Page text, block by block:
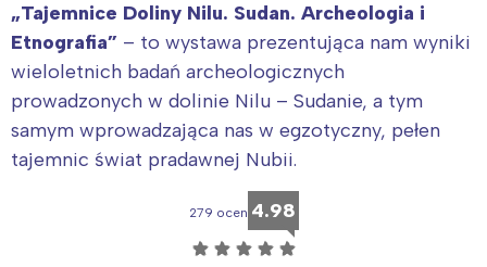
„Tajemnice Doliny Nilu. Sudan. Archeologia i
Etnografia” – to wystawa prezentująca nam wyniki
wieloletnich badań archeologicznych
prowadzonych w dolinie Nilu – Sudanie, a tym
samym wprowadzająca nas w egzotyczny, pełen
tajemnic świat pradawnej Nubii.
279 ocen 4.98
☆ ☆ ☆ ☆ ☆